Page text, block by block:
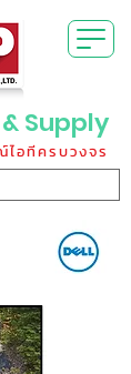
Supply
อทีครบวงจร